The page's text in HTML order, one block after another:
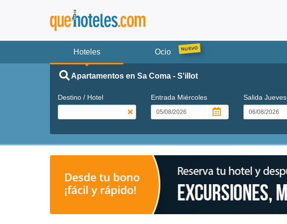
Hoteles Ocio
Apartamentos en Sa Coma - S'illot
Destino / Hotel Entrada Miércoles SalidaJueves